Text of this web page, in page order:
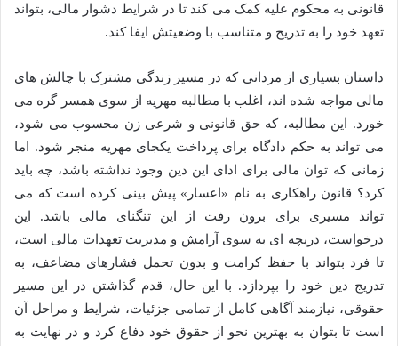
قانونی به محکوم علیه کمک می کند تا در شرایط دشوار مالی، بتواند
تعهد خود را به تدریج و متناسب با وضعیتش ایفا کند.
داستان بسیاری از مردانی که در مسیر زندگی مشترک با چالش های
مالی مواجه شده اند، اغلب با مطالبه مهریه از سوی همسر گره می
خورد. این مطالبه، که حق قانونی و شرعی زن محسوب می شود،
می تواند به حکم دادگاه برای پرداخت یکجای مهریه منجر شود. اما
زمانی که توان مالی برای ادای این دین وجود نداشته باشد، چه باید
کرد؟ قانون راهکاری به نام «اعسار» پیش بینی کرده است که می
تواند مسیری برای برون رفت از این تنگنای مالی باشد. این
درخواست، دریچه ای به سوی آرامش و مدیریت تعهدات مالی است،
تا فرد بتواند با حفظ کرامت و بدون تحمل فشارهای مضاعف، به
تدریج دین خود را بپردازد. با این حال، قدم گذاشتن در این مسیر
حقوقی، نیازمند آگاهی کامل از تمامی جزئیات، شرایط و مراحل آن
است تا بتوان به بهترین نحو از حقوق خود دفاع کرد و در نهایت به